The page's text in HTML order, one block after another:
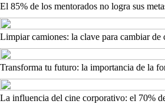
El 85% de los mentorados no logra sus
Limpiar camiones: la clave para cambiar de
Transforma tu futuro: la importancia de la
La influencia del cine corporativo: el 70%